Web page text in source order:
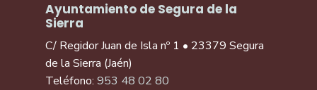
Ayuntamiento de Segura de la
Sierra
C/ Regidor Juan de Isla nº 1 • 23379 Segura
de la Sierra (Jaén)
Teléfono: 953 48 02 80